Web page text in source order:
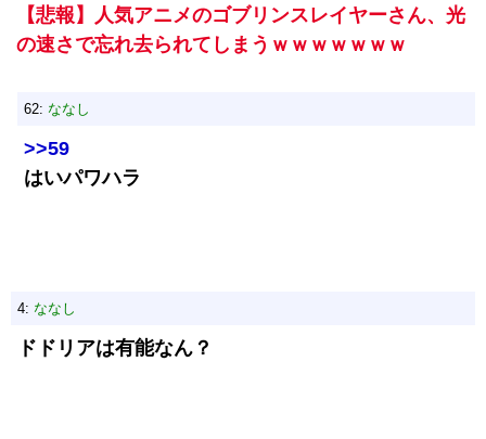
【悲報】人気アニメのゴブリンスレイヤーさん、光
の速さで忘れ去られてしまうｗｗｗｗｗｗｗ
62: ななし
>>59
はいパワハラ
4: ななし
ドドリアは有能なん？